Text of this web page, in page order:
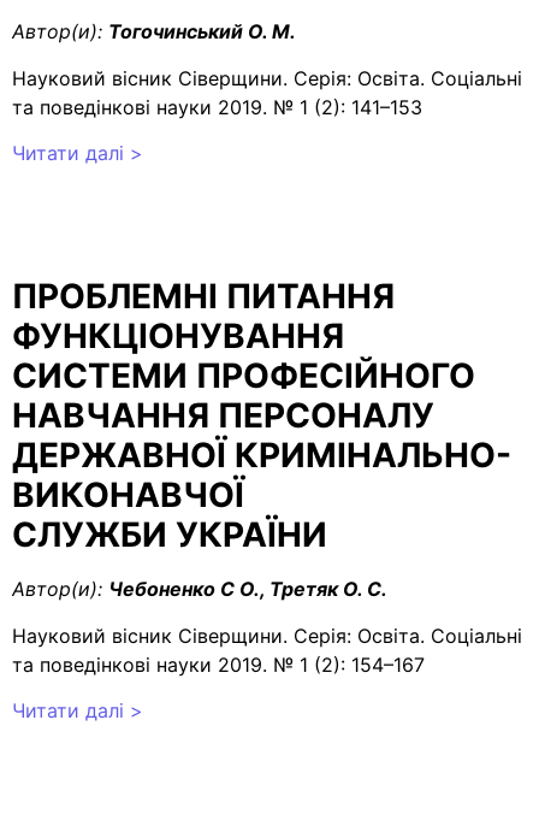
Автор(и): Тогочинський О. М.
Науковий вісник Сіверщини. Серія: Освіта. Соціальні
та поведінкові науки 2019. № 1 (2): 141–153
Читати далі >
ПРОБЛЕМНІ ПИТАННЯ
ФУНКЦІОНУВАННЯ
СИСТЕМИ ПРОФЕСІЙНОГО
НАВЧАННЯ ПЕРСОНАЛУ
ДЕРЖАВНОЇ КРИМІНАЛЬНО-
ВИКОНАВЧОЇ
СЛУЖБИ УКРАЇНИ
Автор(и): Чебоненко С О., Третяк О. С.
Науковий вісник Сіверщини. Серія: Освіта. Соціальні
та поведінкові науки 2019. № 1 (2): 154–167
Читати далі >